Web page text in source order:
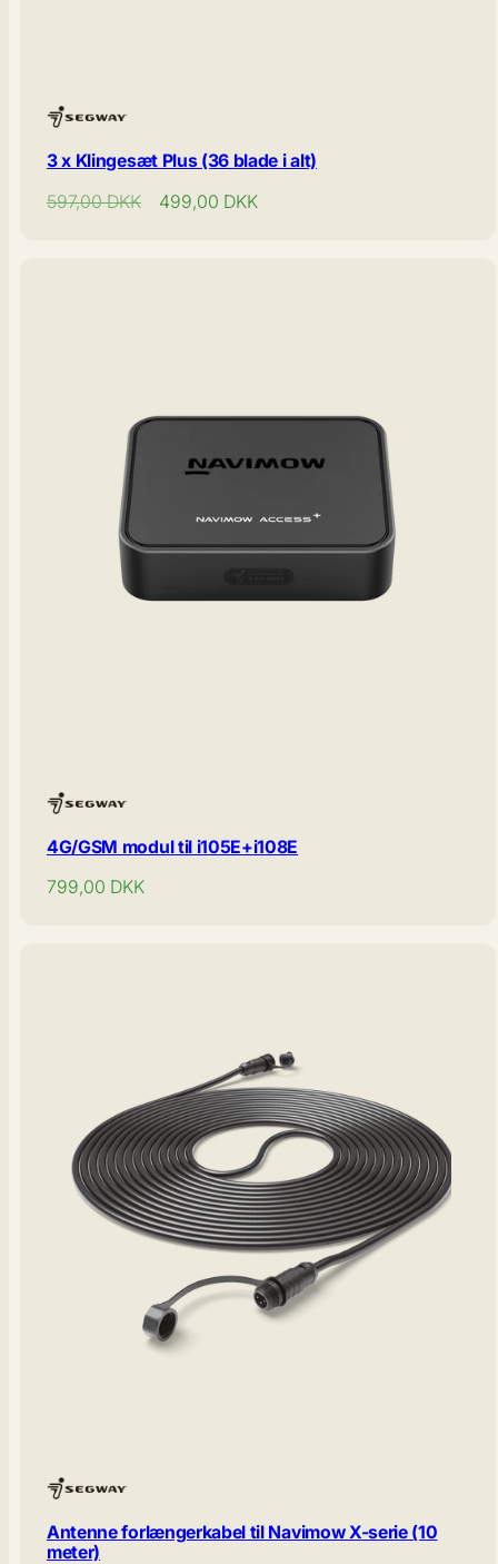
3 x Klingesæt Plus (36 blade i alt)
Normal
597,00DKK Tilbudspris
499,00 DKK
4G/GSM modul til i105E+i108E
Normal
799,00 DKK
Antenne forlængerkabel til Navimow X-serie (10
meter)